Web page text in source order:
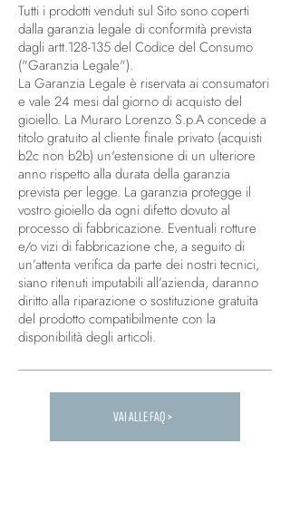
Tutti i prodotti venduti sul Sito sono coperti
dalla garanzia legale di conformità prevista
dagli artt.128-135 del Codice del Consumo
("Garanzia Legale").
La Garanzia Legale è riservata ai consumatori
e vale 24 mesi dal giorno di acquisto del
gioiello. La Muraro Lorenzo S.p.A concede a
titolo gratuito al cliente finale privato (acquisti
b2c non b2b) un'estensione di un ulteriore
anno rispetto alla durata della garanzia
prevista per legge. La garanzia protegge il
vostro gioiello da ogni difetto dovuto al
processo di fabbricazione. Eventuali rotture
e/o vizi di fabbricazione che, a seguito di
un’attenta verifica da parte dei nostri tecnici,
siano ritenuti imputabili all’azienda, daranno
diritto alla riparazione o sostituzione gratuita
del prodotto compatibilmente con la
disponibilità degli articoli.
Carica altre FAQ...
VAI ALLE FAQ >